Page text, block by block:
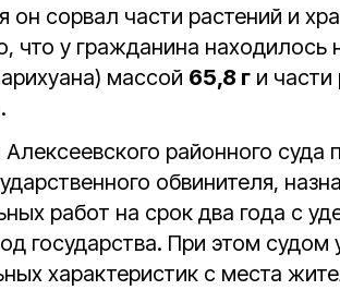
он сорвал части растений и
что у гражданина находилось
массой 65,8 г и
.
районного суда
обвинителя,
работ на срок два года с
государства. При этом судом
характеристик с места